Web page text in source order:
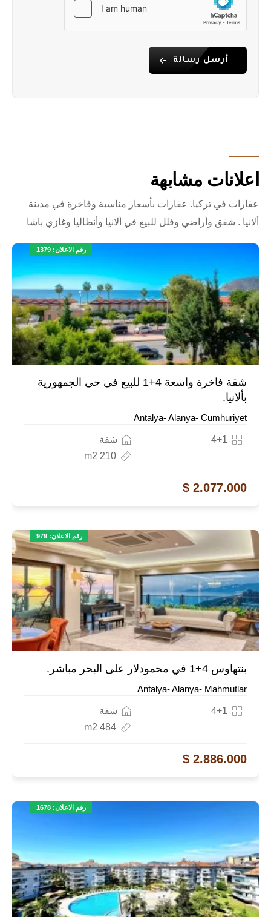
أرسل رسالة
اعلانات مشابهة
عقارات في تركيا. عقارات بأسعار مناسبة وفاخرة في مدينة
ألانيا . شقق وأراضي وفلل للبيع في ألانيا وأنطاليا وغازي باشا
رقم الاعلان: 1379
شقة فاخرة واسعة 4+1 للبيع في حي الجمهورية
بألانيا.
Antalya- Alanya- Cumhuriyet
شقة
4+1
210 m2
2.077.000 $
رقم الاعلان: 979
بنتهاوس 4+1 في محمودلار على البحر مباشر.
Antalya- Alanya- Mahmutlar
شقة
4+1
484 m2
2.886.000 $
رقم الاعلان: 1678